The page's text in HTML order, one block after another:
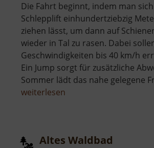
Die Fahrt beginnt, indem man
Schlepplift einhundertziebzig
ziehen lässt, um dann auf
wieder in Tal zu rasen. Dabei
Geschwindigkeiten bis 40 km/h
Ein Jump sorgt für zusätzliche
Sommer lädt das nahe gelegene
weiterlesen
Gelenau
Altes Waldbad